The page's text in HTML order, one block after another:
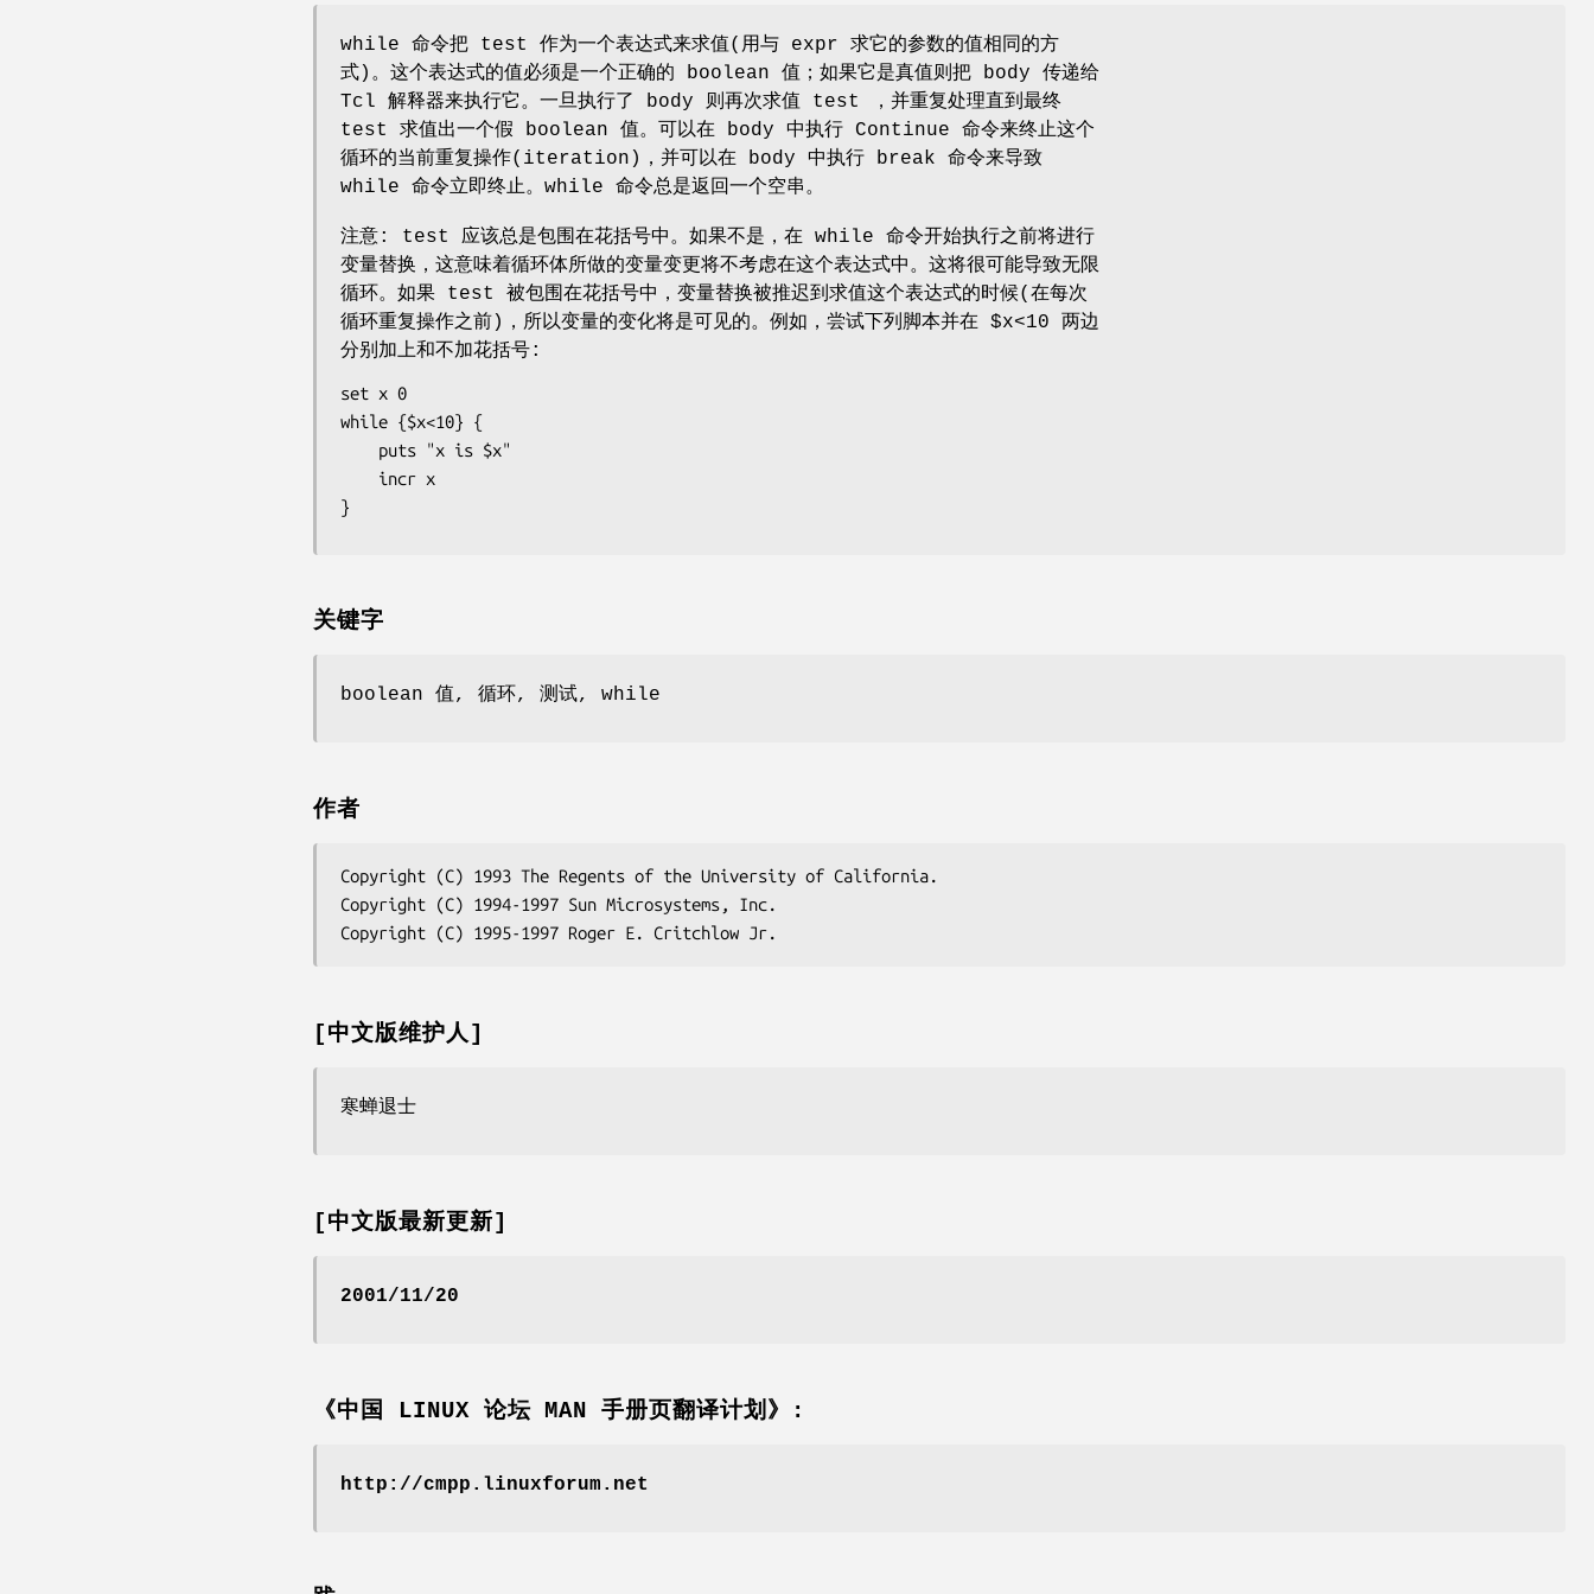
while 命令把 test 作为一个表达式来求值(用与 expr 求它的参数的值相同的方
式)。这个表达式的值必须是一个正确的 boolean 值；如果它是真值则把 body 传递给
Tcl 解释器来执行它。一旦执行了 body 则再次求值 test ，并重复处理直到最终
test 求值出一个假 boolean 值。可以在 body 中执行 Continue 命令来终止这个
循环的当前重复操作(iteration)，并可以在 body 中执行 break 命令来导致
while 命令立即终止。while 命令总是返回一个空串。
注意: test 应该总是包围在花括号中。如果不是，在 while 命令开始执行之前将进行
变量替换，这意味着循环体所做的变量变更将不考虑在这个表达式中。这将很可能导致无限
循环。如果 test 被包围在花括号中，变量替换被推迟到求值这个表达式的时候(在每次
循环重复操作之前)，所以变量的变化将是可见的。例如，尝试下列脚本并在 $x<10 两边
分别加上和不加花括号:
set x 0
while {$x<10} {
}
关键字
boolean 值, 循环, 测试, while
作者
Copyright (C) 1993 The Regents of the University of California.
Copyright (C) 1994-1997 Sun Microsystems, Inc.
Copyright (C) 1995-1997 Roger E. Critchlow Jr.
[中文版维护人]
寒蝉退士
[中文版最新更新]
2001/11/20
《中国 LINUX 论坛 MAN 手册页翻译计划》:
http://cmpp.linuxforum.net